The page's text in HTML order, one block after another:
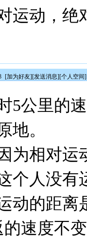
运动，绝
[加为好友][发送消息][个人空间]
5公里的
地。
为相对运
个人没有
动的距离
速度不